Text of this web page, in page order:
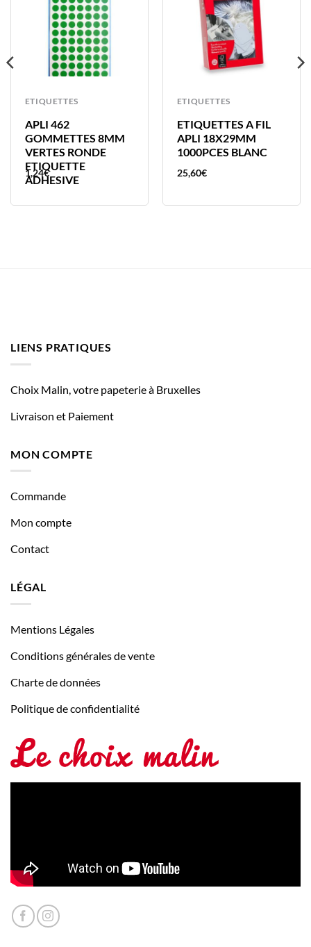
ETIQUETTES
APLI 462
GOMMETTES 8MM
VERTES RONDE
ETIQUETTE
ADHESIVE
1,24€
ETIQUETTES
ETIQUETTES A FIL
APLI 18X29MM
1000PCES BLANC
25,60€
LIENS PRATIQUES
Choix Malin, votre papeterie à Bruxelles
Livraison et Paiement
MON COMPTE
Commande
Mon compte
Contact
LÉGAL
Mentions Légales
Conditions générales de vente
Charte de données
Politique de confidentialité